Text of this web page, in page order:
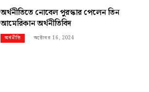
অর্থনীতিতে নোবেল পুরস্কার পেলেন তিন
আমেরিকান অর্থনীতিবিদ
অর্থনীতি অক্টোবর 16, 2024